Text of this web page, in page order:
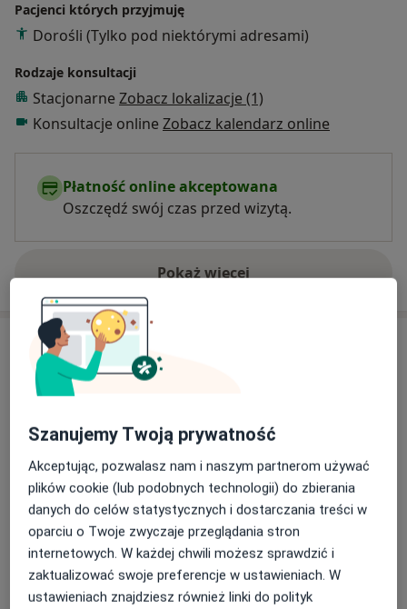
Pacjenci których przyjmuję
Dorośli (Tylko pod niektórymi adresami)
Rodzaje konsultacji
Stacjonarne Zobacz lokalizacje (1)
Konsultacje online Zobacz kalendarz online
Płatność online akceptowana
Oszczędź swój czas przed wizytą.
Pokaż więcejo doświadczeniu
Usługi i ceny
Konsultacja psychoterapeutyczna
220 zł Szczegóły
wizyta)
400 zł Szczegóły
Umów wizytę
Konsultacja psychoterapeutyczna
online
220 zł Szczegóły
Umów wizytę
Szanujemy Twoją prywatność
Akceptując, pozwalasz nam i naszym partnerom używać
plików cookie (lub podobnych technologii) do zbierania
danych do celów statystycznych i dostarczania treści w
oparciu o Twoje zwyczaje przeglądania stron
internetowych. W każdej chwili możesz sprawdzić i
zaktualizować swoje preferencje w ustawieniach. W
ustawieniach znajdziesz również linki do polityk